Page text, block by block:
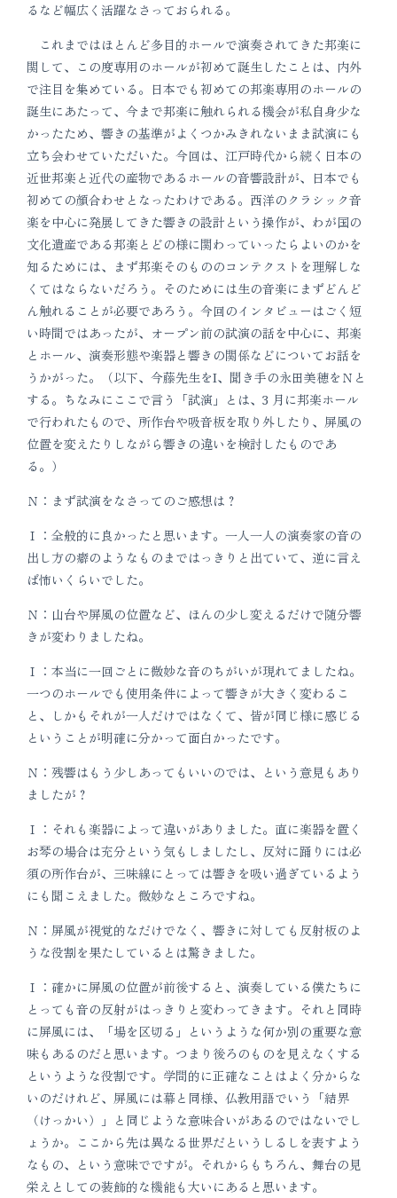
るなど幅広く活躍なさっておられる。
これまではほとんど多目的ホールで演奏されてきた邦楽に
関して、この度専用のホールが初めて誕生したことは、内外
で注目を集めている。日本でも初めての邦楽専用のホールの
誕生にあたって、今まで邦楽に触れられる機会が私自身少な
かったため、響きの基準がよくつかみきれないまま試演にも
立ち会わせていただいた。今回は、江戸時代から続く日本の
近世邦楽と近代の産物であるホールの音響設計が、日本でも
初めての顔合わせとなったわけである。西洋のクラシック音
楽を中心に発展してきた響きの設計という操作が、わが国の
文化遺産である邦楽とどの様に関わっていったらよいのかを
知るためには、まず邦楽そのもののコンテクストを理解しな
くてはならないだろう。そのためには生の音楽にまずどんど
ん触れることが必要であろう。今回のインタビューはごく短
い時間ではあったが、オープン前の試演の話を中心に、邦楽
とホール、演奏形態や楽器と響きの関係などについてお話を
うかがった。（以下、今藤先生をI、聞き手の永田美穂をＮと
する。ちなみにここで言う「試演」とは、3 月に邦楽ホール
で行われたもので、所作台や吸音板を取り外したり、屏風の
位置を変えたりしながら響きの違いを検討したものであ
る。）
Ｎ：まず試演をなさってのご感想は？
Ｉ：全般的に良かったと思います。一人一人の演奏家の音の
出し方の癖のようなものまではっきりと出ていて、逆に言え
ば怖いくらいでした。
Ｎ：山台や屏風の位置など、ほんの少し変えるだけで随分響
きが変わりましたね。
Ｉ：本当に一回ごとに微妙な音のちがいが現れてましたね。
一つのホールでも使用条件によって響きが大きく変わるこ
と、しかもそれが一人だけではなくて、皆が同じ様に感じる
ということが明確に分かって面白かったです。
Ｎ：残響はもう少しあってもいいのでは、という意見もあり
ましたが？
Ｉ：それも楽器によって違いがありました。直に楽器を置く
お琴の場合は充分という気もしましたし、反対に踊りには必
須の所作台が、三味線にとっては響きを吸い過ぎているよう
にも聞こえました。微妙なところですね。
Ｎ：屏風が視覚的なだけでなく、響きに対しても反射板のよ
うな役割を果たしているとは驚きました。
Ｉ：確かに屏風の位置が前後すると、演奏している僕たちに
とっても音の反射がはっきりと変わってきます。それと同時
に屏風には、「場を区切る」というような何か別の重要な意
味もあるのだと思います。つまり後ろのものを見えなくする
というような役割です。学問的に正確なことはよく分からな
いのだけれど、屏風には幕と同様、仏教用語でいう「結界
（けっかい）」と同じような意味合いがあるのではないでし
ょうか。ここから先は異なる世界だというしるしを表すよう
なもの、という意味でですが。それからもちろん、舞台の見
栄えとしての装飾的な機能も大いにあると思います。